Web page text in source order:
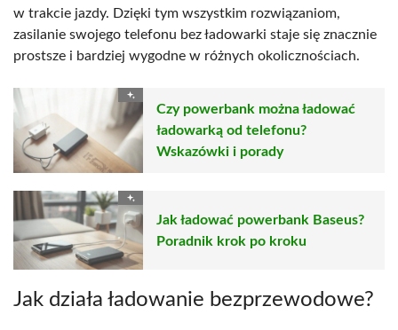
w trakcie jazdy. Dzięki tym wszystkim rozwiązaniom,
zasilanie swojego telefonu bez ładowarki staje się znacznie
prostsze i bardziej wygodne w różnych okolicznościach.
Czy powerbank można ładować
ładowarką od telefonu?
Wskazówki i porady
Jak ładować powerbank Baseus?
Poradnik krok po kroku
Jak działa ładowanie bezprzewodowe?